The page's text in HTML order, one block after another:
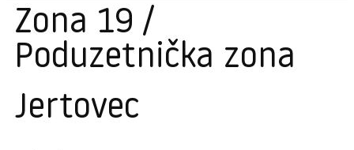
Zona 19 /
Poduzetnička zona
Jertovec